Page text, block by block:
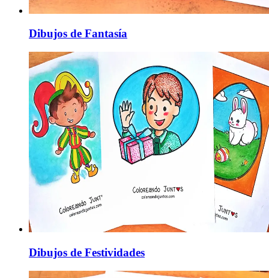
Dibujos de Fantasía
Dibujos de Festividades